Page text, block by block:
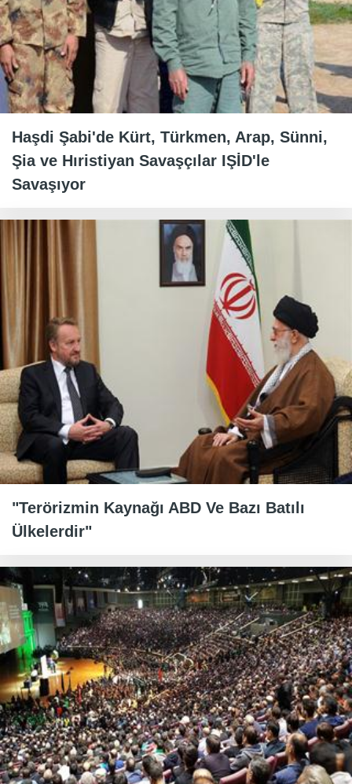
Haşdi Şabi'de Kürt, Türkmen, Arap, Sünni,
Şia ve Hıristiyan Savaşçılar IŞİD'le
Savaşıyor
"Terörizmin Kaynağı ABD Ve Bazı Batılı
Ülkelerdir"